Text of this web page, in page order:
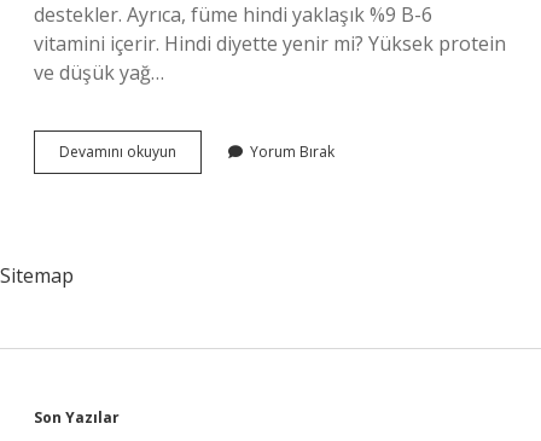
destekler. Ayrıca, füme hindi yaklaşık %9 B-6
vitamini içerir. Hindi diyette yenir mi? Yüksek protein
ve düşük yağ…
Devamını okuyun
Füme
Yorum Bırak
Sitemap
Son Yazılar